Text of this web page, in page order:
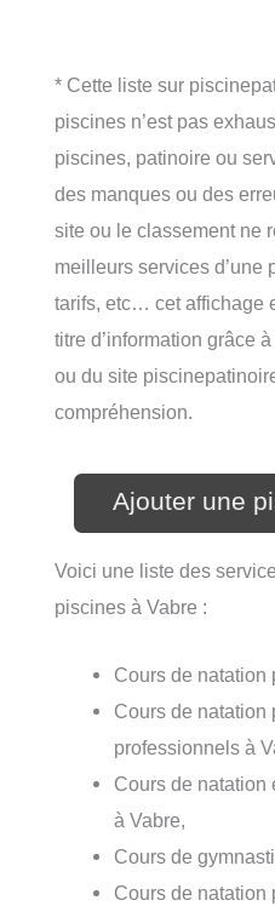
* Cette liste sur
piscines n’est pas
piscines, patinoire ou
des manques ou des
site ou le classement ne
meilleurs services d’une
tarifs, etc… cet affichage
titre d’information grâce
ou du site
compréhension.
Ajouter une
Voici une liste des
piscines à Vabre :
Cours de natation
Cours de natation
professionnels à
Cours de natation
à Vabre,
Cours de
Cours de natation